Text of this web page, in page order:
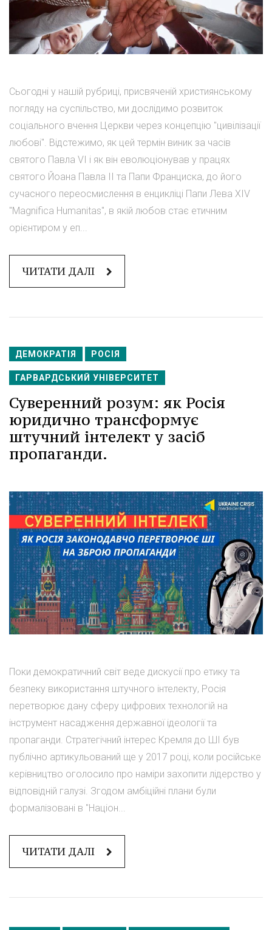
Сьогодні у нашій рубриці, присвяченій християнському
погляду на суспільство, ми дослідимо розвиток
соціального вчення Церкви через концепцію "цивілізації
любові". Відстежимо, як цей термін виник за часів
святого Павла VI і як він еволюціонував у працях
святого Йоана Павла II та Папи Франциска, до його
сучасного переосмислення в енцикліці Папи Лева XIV
"Magnifica Humanitas", в якій любов стає етичним
орієнтиром у еп...
ЧИТАТИ ДАЛІ
ДЕМОКРАТІЯ РОСІЯ
ГАРВАРДСЬКИЙ УНІВЕРСИТЕТ
Суверенний розум: як Росія
юридично трансформує
штучний інтелект у засіб
пропаганди.
Поки демократичний світ веде дискусії про етику та
безпеку використання штучного інтелекту, Росія
перетворює дану сферу цифрових технологій на
інструмент насадження державної ідеології та
пропаганди. Стратегічний інтерес Кремля до ШІ був
публічно артикульований ще у 2017 році, коли російське
керівництво оголосило про наміри захопити лідерство у
відповідній галузі. Згодом амбіційні плани були
формалізовані в "Націон...
ЧИТАТИ ДАЛІ